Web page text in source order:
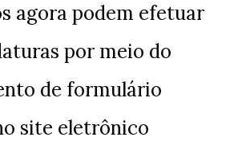
agora podem efetuar
por meio do
de formulário
site eletrônico